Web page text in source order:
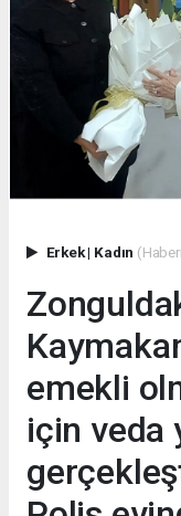
Erkek| Kadın
emekli
için veda